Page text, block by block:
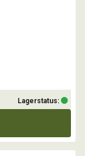
Lagerstatus: